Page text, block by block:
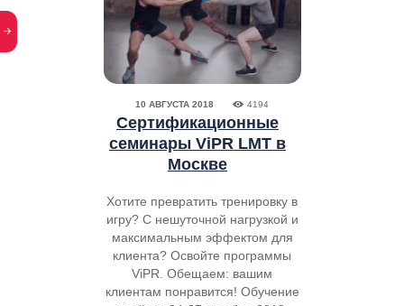
10 АВГУСТА 2018 4194
Сертификационные
семинары ViPR LMT в
Москве
Хотите превратить тренировку в
игру? С нешуточной нагрузкой и
максимальным эффектом для
клиента? Освойте программы
ViPR. Обещаем: вашим
клиентам понравится! Обучение